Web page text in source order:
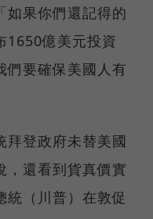
如果你們還記得的
1650億美元投資
們要確保美國人有
拜登政府未替美國
，還看到貨真價實
統（川普）在敦促